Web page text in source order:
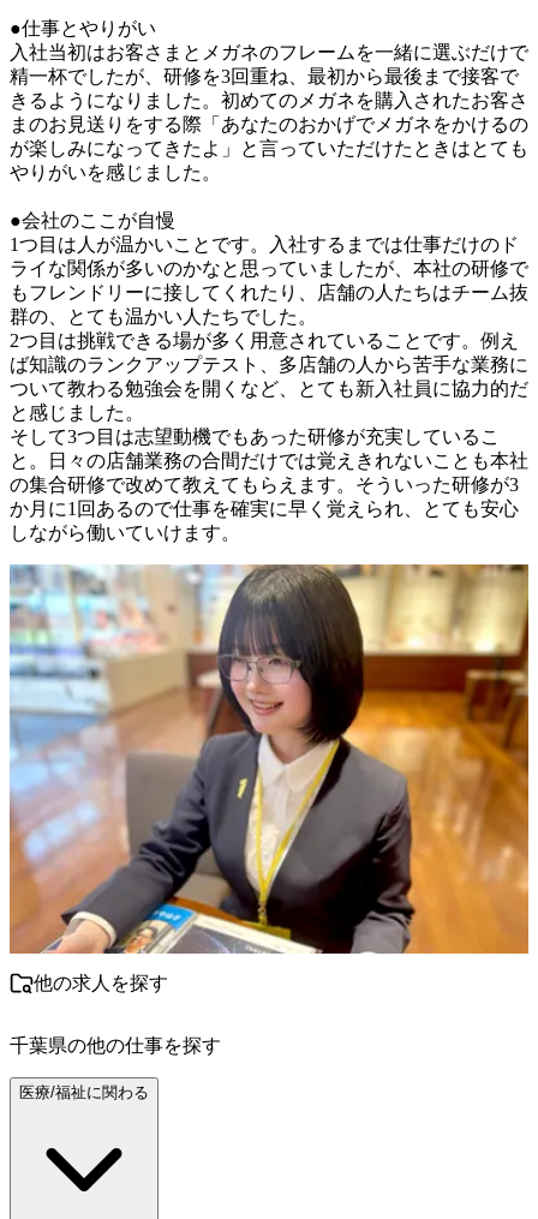
●仕事とやりがい
入社当初はお客さまとメガネのフレームを一緒に選ぶだけで
精一杯でしたが、研修を3回重ね、最初から最後まで接客で
きるようになりました。初めてのメガネを購入されたお客さ
まのお見送りをする際「あなたのおかげでメガネをかけるの
が楽しみになってきたよ」と言っていただけたときはとても
やりがいを感じました。
●会社のここが自慢
1つ目は人が温かいことです。入社するまでは仕事だけのド
ライな関係が多いのかなと思っていましたが、本社の研修で
もフレンドリーに接してくれたり、店舗の人たちはチーム抜
群の、とても温かい人たちでした。
2つ目は挑戦できる場が多く用意されていることです。例え
ば知識のランクアップテスト、多店舗の人から苦手な業務に
ついて教わる勉強会を開くなど、とても新入社員に協力的だ
と感じました。
そして3つ目は志望動機でもあった研修が充実しているこ
と。日々の店舗業務の合間だけでは覚えきれないことも本社
の集合研修で改めて教えてもらえます。そういった研修が3
か月に1回あるので仕事を確実に早く覚えられ、とても安心
しながら働いていけます。
他の求人を探す
千葉県の他の仕事を探す
医療/福祉に関わる